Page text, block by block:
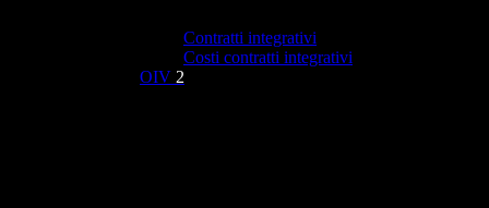
Contratti integrativi
Costi contratti integrativi
OIV 2